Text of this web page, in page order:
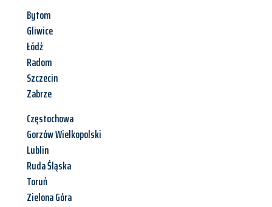
Bytom
Gliwice
Łódź
Radom
Szczecin
Zabrze
Częstochowa
Gorzów Wielkopolski
Lublin
Ruda Śląska
Toruń
Zielona Góra